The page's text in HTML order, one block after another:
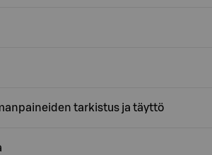
tarkistus ja täyttö